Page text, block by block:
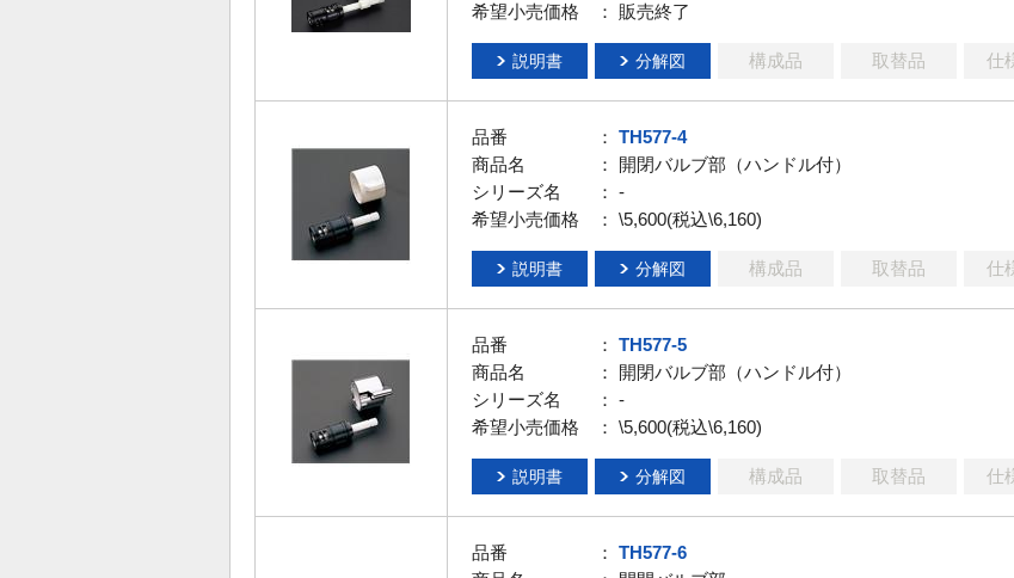
希望小売価格
： 販売終了
説明書 分解図 構成品 取替品 仕
品番 ： TH577-4
商品名
： 開閉バルブ部（ハンドル付）
シリーズ名
： -
希望小売価格
： \5,600(税込\6,160)
説明書 分解図 構成品 取替品 仕
品番 ： TH577-5
商品名
： 開閉バルブ部（ハンドル付）
シリーズ名
： -
希望小売価格
： \5,600(税込\6,160)
説明書 分解図 構成品 取替品 仕
品番 ： TH577-6